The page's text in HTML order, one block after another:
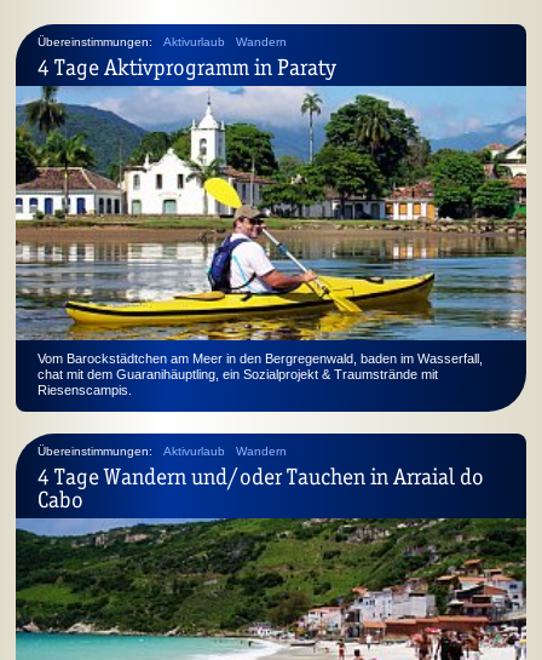
Übereinstimmungen: Aktivurlaub Wandern
4 Tage Aktivprogramm in Paraty
Vom Barockstädtchen am Meer in den Bergregenwald, baden im Wasserfall,
chat mit dem Guaranihäuptling, ein Sozialprojekt & Traumstrände mit
Riesenscampis.
Übereinstimmungen: Aktivurlaub Wandern
4 Tage Wandern und/oder Tauchen in Arraial do
Cabo